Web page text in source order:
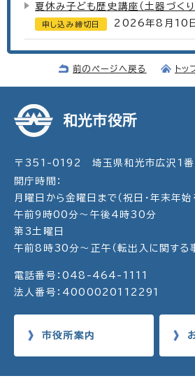
夏休み子ども歴史講座（土器づくり
申し込み締切日 2026年8月10日
前のページへ戻る トッ
和光市役所
〒351-0192 埼玉県和光市広沢1番
開庁時間：
月曜日から金曜日まで（祝日・年末年始
午前9時00分～午後4時30分
第3土曜日
午前8時30分～正午（転出入に関する
電話番号：048-464-1111
法人番号：4000020112291
市役所案内